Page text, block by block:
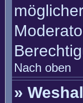
Nach oben
»